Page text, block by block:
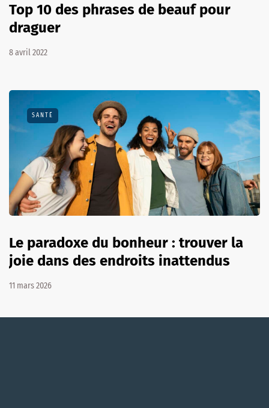
Top 10 des phrases de beauf pour
draguer
8 avril 2022
SANTÉ
Le paradoxe du bonheur : trouver la
joie dans des endroits inattendus
11 mars 2026